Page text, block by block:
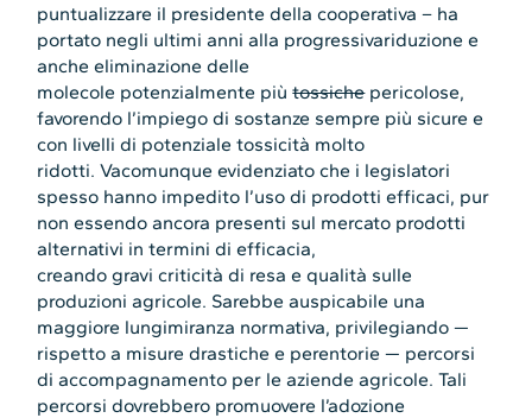
puntualizzare il presidente della cooperativa – ha
portato negli ultimi anni alla progressivariduzione e
anche eliminazione delle
molecole potenzialmente piùtossichepericolose,
favorendo l’impiego di sostanze sempre più sicure e
con livelli di potenziale tossicità molto
ridotti. Vacomunque evidenziato che i legislatori
spesso hanno impedito l’uso di prodotti efficaci, pur
non essendo ancora presenti sul mercato prodotti
alternativi in termini di efficacia,
creando gravi criticità di resa e qualità sulle
produzioni agricole. Sarebbe auspicabile una
maggiore lungimiranza normativa, privilegiando —
rispetto a misure drastiche e perentorie — percorsi
di accompagnamento per le aziende agricole. Tali
percorsi dovrebbero promuovere l’adozione